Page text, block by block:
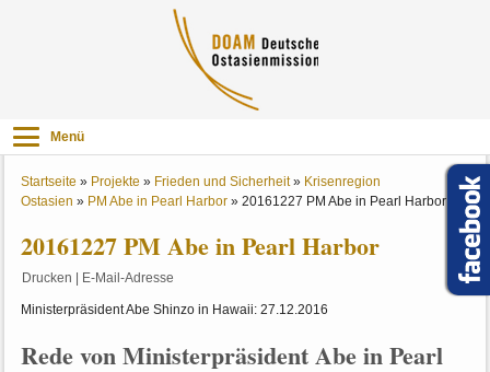
Menü
Startseite » Projekte » Frieden und Sicherheit» Krisenregion
Ostasien » PM Abe in Pearl Harbor »20161227 PM Abe in Pearl Harbor
20161227 PM Abe in Pearl Harbor
Drucken E-Mail-Adresse
Ministerpräsident Abe Shinzo in Hawaii: 27.12.2016
Rede von Ministerpräsident Abe in Pearl